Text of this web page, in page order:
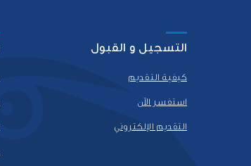
التسجيل و القبول
كيفية التقديم
استفسر الآن
التقديم الإلكتروني